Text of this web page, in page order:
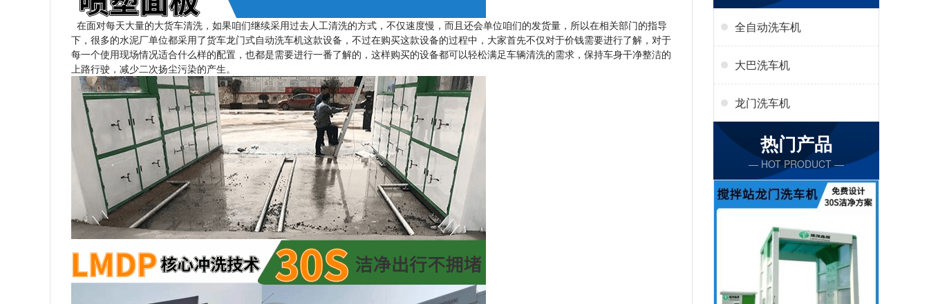
在面对每天大量的大货车清洗，如果咱们继续采用过去人工清洗的方式，不仅速度慢，而且还会单位咱们的发货量，所以在相关部门的指导
下，很多的水泥厂单位都采用了货车龙门式自动洗车机这款设备，不过在购买这款设备的过程中，大家首先不仅对于价钱需要进行了解，对于
每一个使用现场情况适合什么样的配置，也都是需要进行一番了解的，这样购买的设备都可以轻松满足车辆清洗的需求，保持车身干净整洁的
上路行驶，减少二次扬尘污染的产生。
全自动洗车机
大巴洗车机
龙门洗车机
热门产品
— HOT PRODUCT —